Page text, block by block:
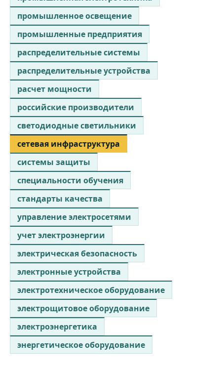
промышленное освещение
промышленные предприятия
распределительные системы
распределительные устройства
расчет мощности
российские производители
светодиодные светильники
сетевая инфраструктура
системы защиты
специальности обучения
стандарты качества
управление электросетями
учет электроэнергии
электрическая безопасность
электронные устройства
электротехническое оборудование
электрощитовое оборудование
электроэнергетика
энергетическое оборудование